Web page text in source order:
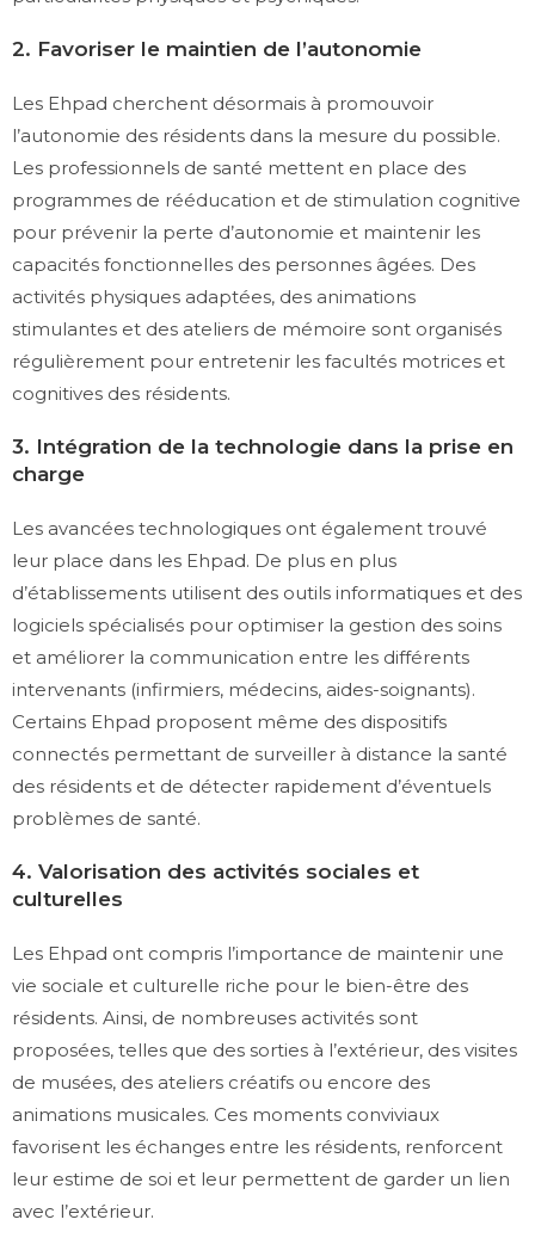
2. Favoriser le maintien de l’autonomie
Les Ehpad cherchent désormais à promouvoir
l’autonomie des résidents dans la mesure du possible.
Les professionnels de santé mettent en place des
programmes de rééducation et de stimulation cognitive
pour prévenir la perte d’autonomie et maintenir les
capacités fonctionnelles des personnes âgées. Des
activités physiques adaptées, des animations
stimulantes et des ateliers de mémoire sont organisés
régulièrement pour entretenir les facultés motrices et
cognitives des résidents.
3. Intégration de la technologie dans la prise en
charge
Les avancées technologiques ont également trouvé
leur place dans les Ehpad. De plus en plus
d’établissements utilisent des outils informatiques et des
logiciels spécialisés pour optimiser la gestion des soins
et améliorer la communication entre les différents
intervenants (infirmiers, médecins, aides-soignants).
Certains Ehpad proposent même des dispositifs
connectés permettant de surveiller à distance la santé
des résidents et de détecter rapidement d’éventuels
problèmes de santé.
4. Valorisation des activités sociales et
culturelles
Les Ehpad ont compris l’importance de maintenir une
vie sociale et culturelle riche pour le bien-être des
résidents. Ainsi, de nombreuses activités sont
proposées, telles que des sorties à l’extérieur, des visites
de musées, des ateliers créatifs ou encore des
animations musicales. Ces moments conviviaux
favorisent les échanges entre les résidents, renforcent
leur estime de soi et leur permettent de garder un lien
avec l’extérieur.